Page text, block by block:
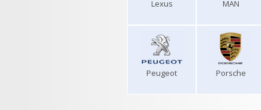
Lexus MAN
Peugeot Porsche